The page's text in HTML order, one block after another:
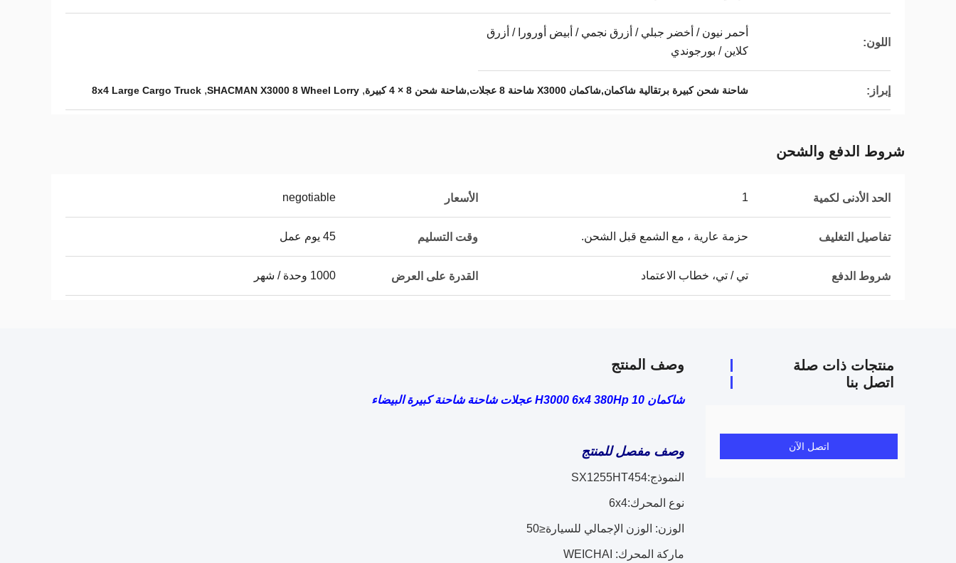
اللون:
أحمر نيون / أخضر جبلي / أزرق نجمي / أبيض أورورا / أزرق
كلاين / بورجوندي
إبراز: شاحنة شحن كبيرة برتقالية شاكمان,شاكمان X3000 شاحنة 8 عجلات,شاحنة شحن 8 × 4 كبيرة ,
SHACMAN X3000 8 Wheel Lorry
,
8x4 Large Cargo Truck
شروط الدفع والشحن
الحد الأدنى لكمية 1 الأسعار negotiable
تفاصيل التغليف حزمة عارية ، مع الشمع قبل الشحن. وقت التسليم 45 يوم عمل
شروط الدفع تي / تي، خطاب الاعتماد القدرة على العرض 1000 وحدة / شهر
منتجات ذات صلة
اتصل بنا
اتصل الآن
وصف المنتج
شاكمان H3000 6x4 380Hp 10 عجلات شاحنة شاحنة كبيرة البيضاء
وصف مفصل للمنتج
النموذج:SX1255HT454
نوع المحرك:6x4
الوزن: الوزن الإجمالي للسيارة≤50
ماركة المحرك: WEICHAI